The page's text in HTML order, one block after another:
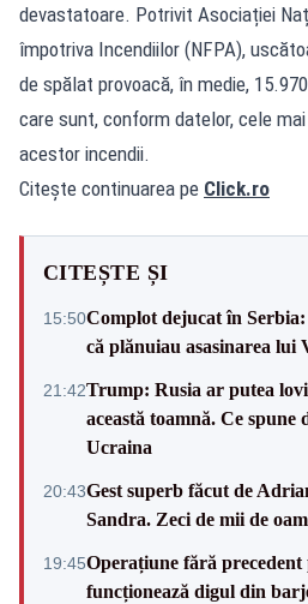
devastatoare. Potrivit Asociației
împotriva Incendiilor (NFPA),
de spălat provoacă, în medie,
care sunt, conform datelor, cele
acestor incendii.
Citește continuarea pe Click.ro
CITEȘTE ȘI
15:50Complot dejucat în
că plănuiau asasinarea lui
21:42Trump: Rusia ar putea
această toamnă. Ce spune
Ucraina
20:43Gest superb făcut de
Sandra. Zeci de mii de
19:45Operațiune fără
funcționează digul din